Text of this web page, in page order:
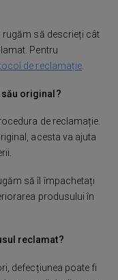
rugăm să descrieți cât
Pentru
de reclamație
original?
de reclamație.
acesta va ajuta
să îl împachetați
produsului în
reclamat?
defecțiunea poate fi